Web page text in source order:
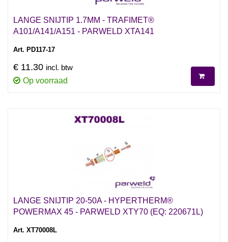
LANGE SNIJTIP 1.7MM - TRAFIMET®
A101/A141/A151 - PARWELD XTA141
Art. PD117-17
€ 11.30 incl. btw
Op voorraad
LANGE SNIJTIP 20-50A - HYPERTHERM®
POWERMAX 45 - PARWELD XTY70 (EQ: 220671L)
Art. XT70008L